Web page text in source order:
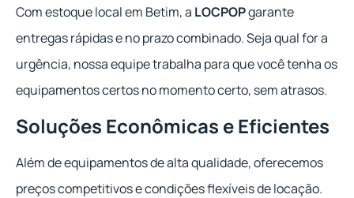
Com estoque local em Betim, a LOCPOPgarante
entregas rápidas e no prazo combinado. Seja qual for a
urgência, nossa equipe trabalha para que você tenha os
equipamentos certos no momento certo, sem atrasos.
Soluções Econômicas e Eficientes
Além de equipamentos de alta qualidade, oferecemos
preços competitivos e condições flexíveis de locação.